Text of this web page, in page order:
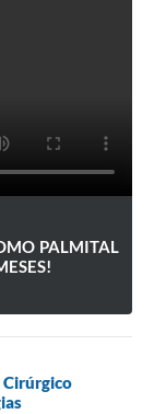
PALMITAL
Cirúrgico